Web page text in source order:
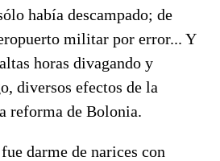
había descampado; de
militar por error... Y
horas divagando y
diversos efectos de la
reforma de Bolonia.
darme de narices con